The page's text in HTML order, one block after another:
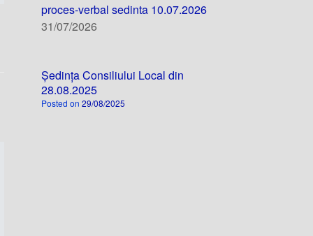
proces-verbal sedinta 10.07.2026
31/07/2026
Ședința Consiliului Local din
28.08.2025
Posted on29/08/2025